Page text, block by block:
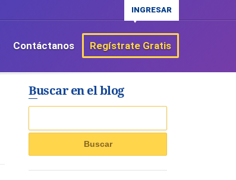
INGRESAR
Contáctanos Regístrate Gratis
Buscar en el blog